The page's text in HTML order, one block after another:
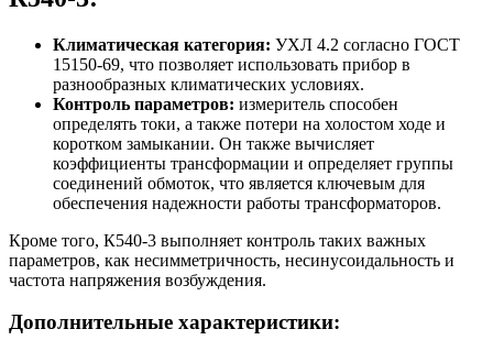
Климатическая категория: УХЛ 4.2 согласно ГОСТ
15150-69, что позволяет использовать прибор в
разнообразных климатических условиях.
Контроль параметров: измеритель способен
определять токи, а также потери на холостом ходе и
коротком замыкании. Он также вычисляет
коэффициенты трансформации и определяет группы
соединений обмоток, что является ключевым для
обеспечения надежности работы трансформаторов.
Кроме того, К540-3 выполняет контроль таких важных
параметров, как несимметричность, несинусоидальность и
частота напряжения возбуждения.
Дополнительные характеристики: